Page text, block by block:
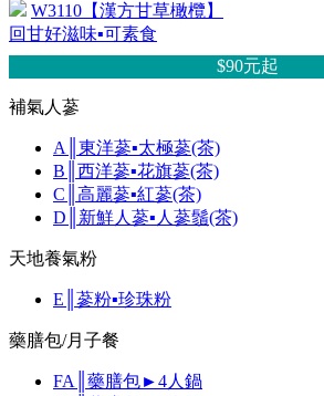
W3110【漢方甘草橄欖】
回甘好滋味▪可素食
$90元起
補氣人蔘
A║東洋蔘▪太極蔘(茶)
B║西洋蔘▪花旗蔘(茶)
C║高麗蔘▪紅蔘(茶)
D║新鮮人蔘▪人蔘鬚(茶)
天地養氣粉
E║蔘粉▪珍珠粉
藥膳包/月子餐
FA║藥膳包►4人鍋